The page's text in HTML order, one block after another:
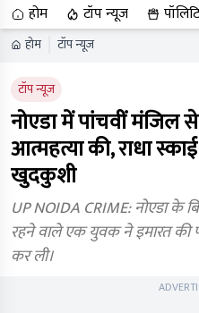
होम टॉप न्यूज
होम टॉप न्यूज
टॉप न्यूज
नोएडा में पांचवीं मंजिल
आत्महत्या की, राधा
खुदकुशी
UP NOIDA CRIME: नोएडा के
रहने वाले एक युवक ने इमारत की
कर ली।